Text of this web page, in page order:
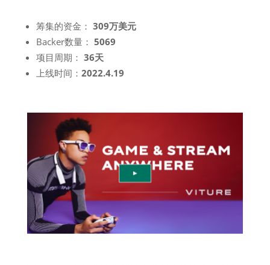
筹集的资金： 309万美元
Backer数量： 5069
项目周期： 36天
上线时间： 2022.4.19